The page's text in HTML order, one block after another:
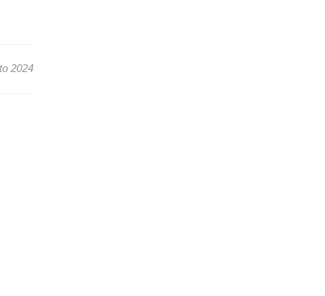
2024